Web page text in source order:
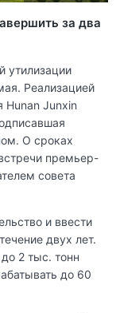
за два
утилизации
Реализацией
Hunan Junxin
О сроках
премьер-
совета
и ввести
двух лет.
2 тыс. тонн
до 60